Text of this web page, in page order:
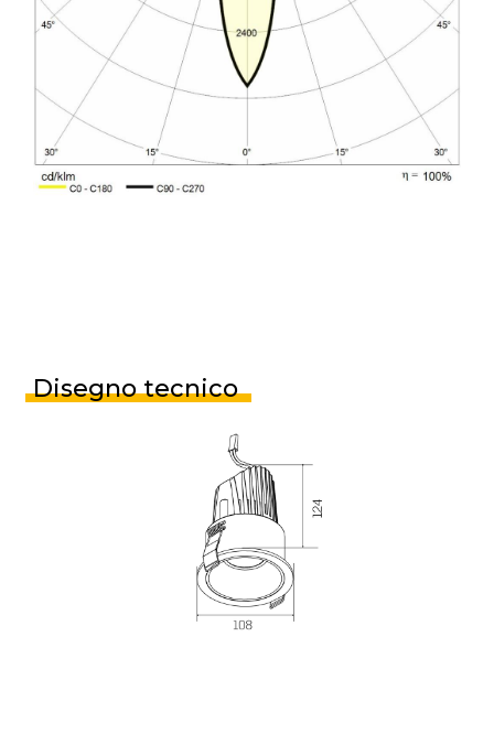
Disegno tecnico